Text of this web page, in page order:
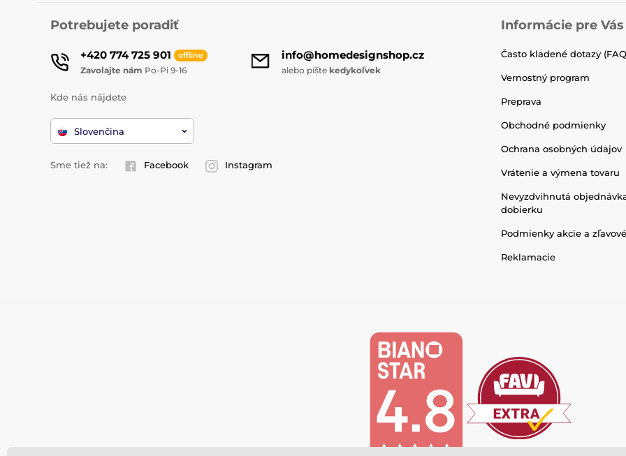
Potrebujete poradiť
+420 774 725 901 offline
Zavolajte nám Po-Pi 9-16
info@homedesignshop.cz
alebo píšte kedykoľvek
Kde nás nájdete
Slovenčina
Sme tiež na: Facebook Instagram
Informácie pre Vás
Často kladené dotazy
Vernostný program
Preprava
Obchodné podmienky
Ochrana osobných údajov
Vrátenie a výmena tovaru
Nevyzdvihnutá
dobierku
Podmienky akcie a
Reklamacie